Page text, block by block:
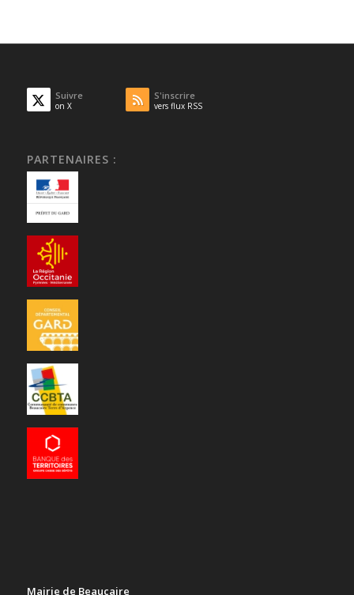
Suivre
on X
S'inscrire
vers flux RSS
PARTENAIRES :
Mairie de Beaucaire